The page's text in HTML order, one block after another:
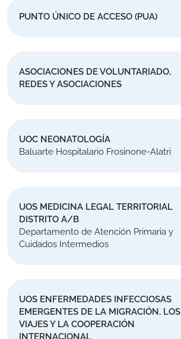
PUNTO ÚNICO DE ACCESO (PUA)
ASOCIACIONES DE VOLUNTARIADO,
REDES Y ASOCIACIONES
UOC NEONATOLOGÍA
Baluarte Hospitalario Frosinone-Alatri
UOS MEDICINA LEGAL TERRITORIAL
DISTRITO A/B
Departamento de Atención Primaria y
Cuidados Intermedios
UOS ENFERMEDADES INFECCIOSAS
EMERGENTES DE LA MIGRACIÓN, LOS
VIAJES Y LA COOPERACIÓN
INTERNACIONAL